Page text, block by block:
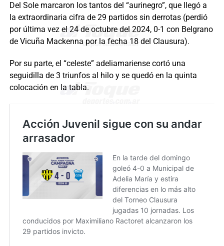
Del Sole marcaron los tantos del “aurinegro”, que llegó a
la extraordinaria cifra de 29 partidos sin derrotas (perdió
por última vez el 24 de octubre del 2024, 0-1 con Belgrano
de Vicuña Mackenna por la fecha 18 del Clausura).
Por su parte, el “celeste” adeliamariense cortó una
seguidilla de 3 triunfos al hilo y se quedó en la quinta
colocación en la tabla.